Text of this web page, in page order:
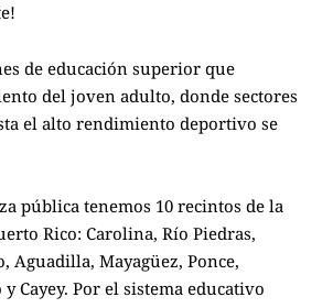
de educación superior que
del joven adulto, donde sectores
el alto rendimiento deportivo se
pública tenemos 10 recintos de la
Rico: Carolina, Río Piedras,
Aguadilla, Mayagüez, Ponce,
Cayey. Por el sistema educativo